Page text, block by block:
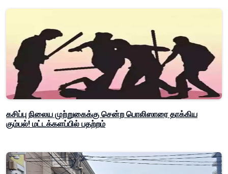
கசிப்பு நிலைய முற்றுகைக்கு சென்ற பொலிஸாரை தாக்கிய
கும்பல்! மட்டக்களப்பில் பதற்றம்